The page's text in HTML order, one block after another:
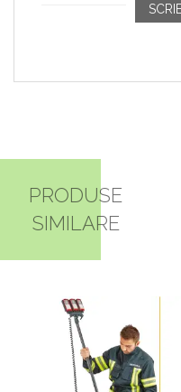
PRODUSE
SIMILARE